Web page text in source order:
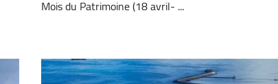
Mois du Patrimoine (18 avril- ...